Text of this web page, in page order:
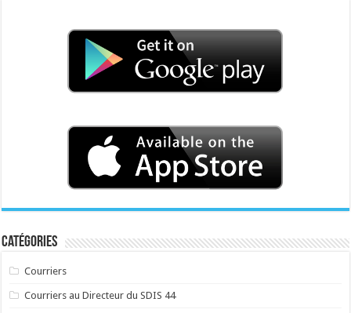
Catégories
Courriers
Courriers au Directeur du SDIS 44